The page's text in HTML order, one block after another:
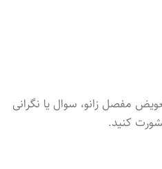
مفصل زانو، سوال یا نگرانی
کنید.